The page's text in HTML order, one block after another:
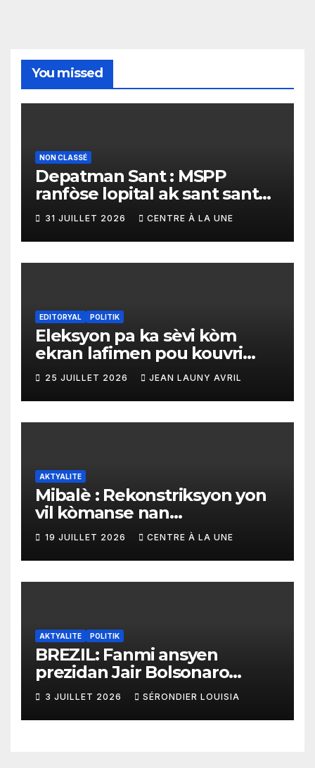
You missed
NON CLASSÉ
Depatman Sant : MSPP
ranfòse lopital ak sant sante
yo ak yon enpòtan kagezon
materyèl medikal
31 JUILLET 2026 CENTRE À LA UNE
EDITORYAL POLITIK
Eleksyon pa ka sèvi kòm
ekran lafimen pou kouvri
echèk tranzisyon an
25 JUILLET 2026 JEAN LAUNY AVRIL
AKTYALITE
Mibalè : Rekonstriksyon yon
vil kòmanse nan
rekonstriksyon lespri moun
yo
19 JUILLET 2026 CENTRE À LA UNE
AKTYALITE POLITIK
BREZIL: Fanmi ansyen
prezidan Jair Bolsonaro
mande gouvènman
ameriken an ogmante taks
sou tout pwodui Brezil ap
3 JUILLET 2026 SÉRONDIER LOUISIA